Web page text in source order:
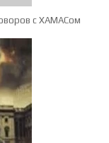
с ХАМАСом